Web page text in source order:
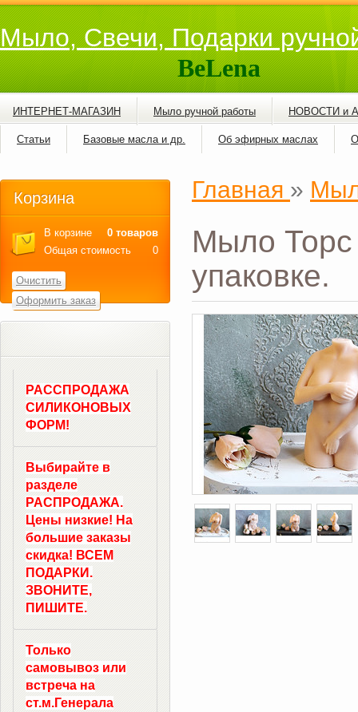
Мыло, Свечи, Подарки
BeLena
ИНТЕРНЕТ-МАГАЗИН Мыло ручной работы НОВОСТИ и
Статьи Базовые масла и др. Об эфирных маслах
Главная »
Мыло Торс
упаковке.
Корзина
В корзине
0 товаров
Общая стоимость
0
Очистить
Оформить заказ
РАССПРОДАЖА
СИЛИКОНОВЫХ
ФОРМ!
Выбирайте в
разделе
РАСПРОДАЖА.
Цены низкие! На
большие заказы
скидка! ВСЕМ
ПОДАРКИ.
ЗВОНИТЕ,
ПИШИТЕ.
Только
самовывоз или
встреча на
ст.м.Генерала